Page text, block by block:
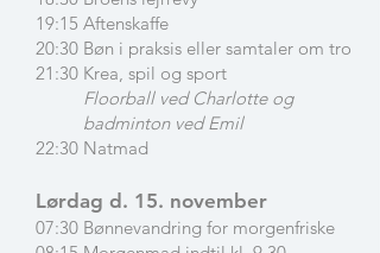
19:15 Aftenskaffe
20:30 Bøn i praksis eller samtaler om tro
21:30 Krea, spil og sport
Floorball ved Charlotte og
badminton ved Emil
22:30 Natmad
Lørdag d. 15. november
07:30 Bønnevandring for morgenfriske